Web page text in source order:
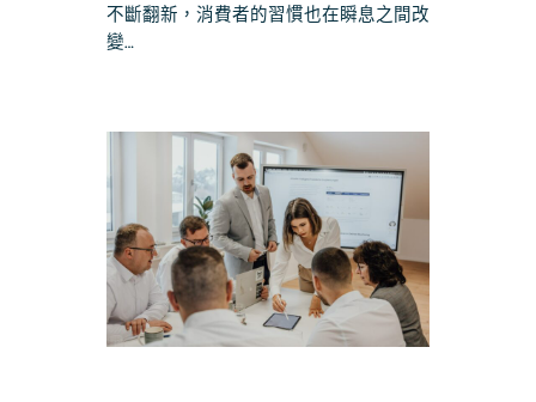
不斷翻新，消費者的習慣也在瞬息之間改
變…